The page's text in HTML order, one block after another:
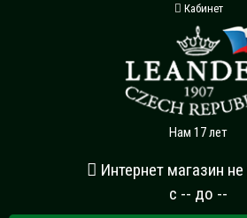
Кабинет
Нам 17 лет
Интернет магазин
с -- до --